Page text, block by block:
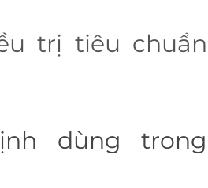
trị tiêu chuẩn
dùng trong